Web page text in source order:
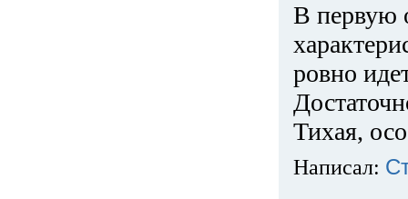
В первую
ровно
Тихая,
Написал: